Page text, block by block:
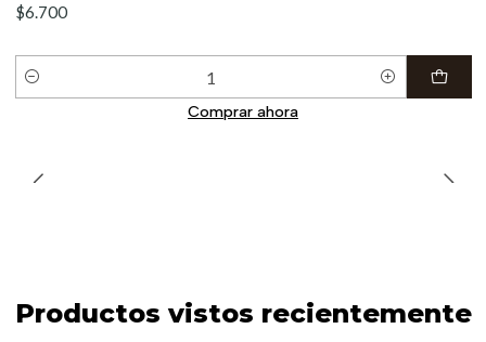
$6.700
Cantidad
Comprar ahora
Productos vistos recientemente